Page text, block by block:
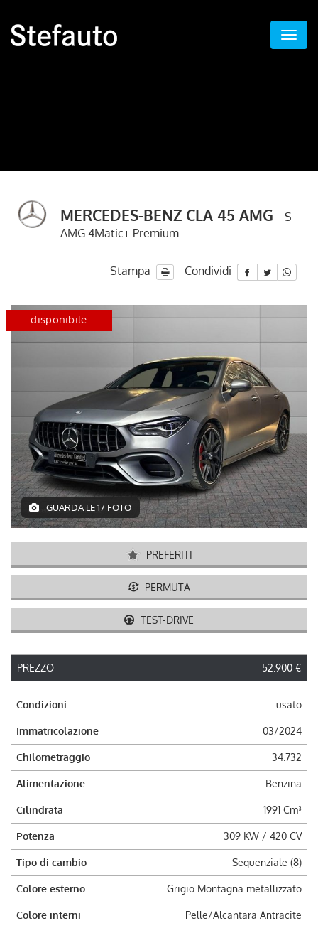
MERCEDES-BENZ CLA 45 AMG
S
AMG 4Matic+ Premium
Stampa Condividi
disponibile
GUARDA LE 17 FOTO
PREFERITI
PERMUTA
TEST-DRIVE
PREZZO 52.900 €
Condizioni usato
Immatricolazione 03/2024
Chilometraggio 34.732
Alimentazione Benzina
Cilindrata 1991 Cm³
Potenza 309 KW / 420 CV
Tipo di cambio Sequenziale (8)
Colore esterno Grigio Montagna metallizzato
Colore interni Pelle/Alcantara Antracite